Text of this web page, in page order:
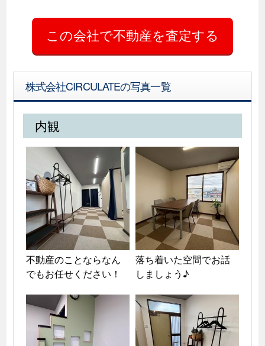
株式会社CIRCULATEの写真一覧
内観
不動産のことならなん
落ち着いた空間でお話
しましょう♪